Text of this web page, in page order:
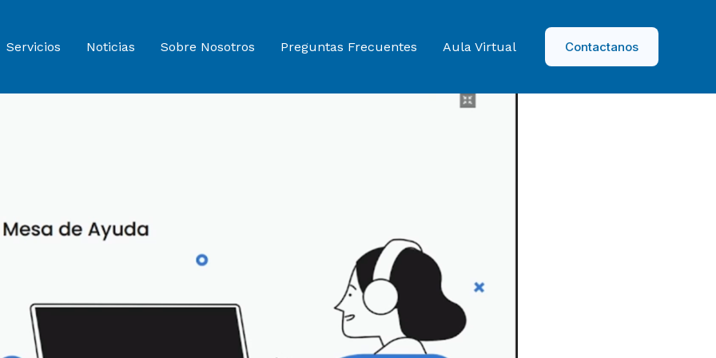
Servicios Noticias Sobre Nosotros Preguntas Frecuentes Aula Virtual Contactanos